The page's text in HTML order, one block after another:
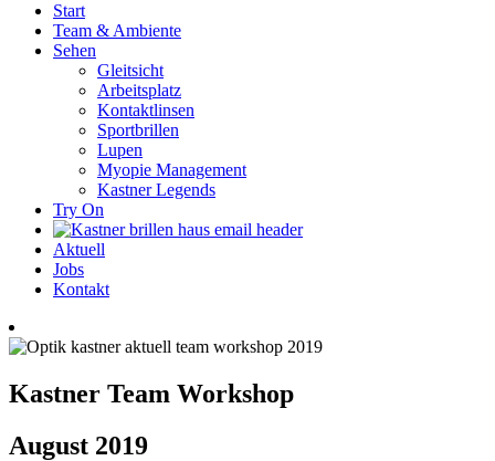
Start
Team & Ambiente
Sehen
Gleitsicht
Arbeitsplatz
Kontaktlinsen
Sportbrillen
Lupen
Myopie Management
Kastner Legends
Try On
Aktuell
Jobs
Kontakt
Kastner Team Workshop
August 2019